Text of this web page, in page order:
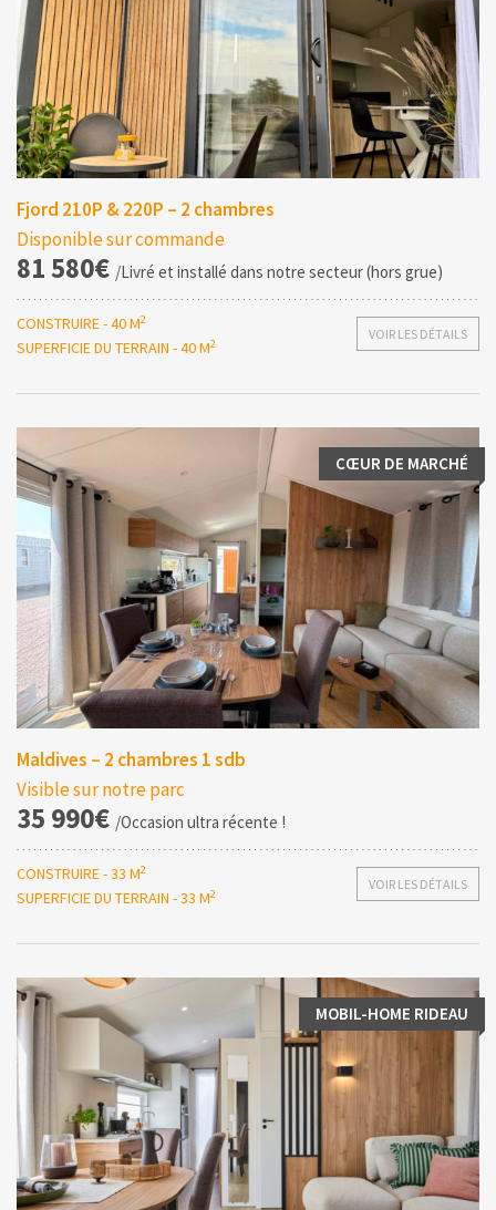
Fjord 210P & 220P – 2 chambres
Disponible sur commande
81 580€ /Livré et installé dans notre secteur (hors grue)
VOIR LES DÉTAILS
CONSTRUIRE - 40 M2
SUPERFICIE DU TERRAIN - 40 M2
CŒUR DE MARCHÉ
Maldives – 2 chambres 1 sdb
Visible sur notre parc
35 990€ /Occasion ultra récente !
VOIR LES DÉTAILS
CONSTRUIRE - 33 M2
SUPERFICIE DU TERRAIN - 33 M2
MOBIL-HOME RIDEAU